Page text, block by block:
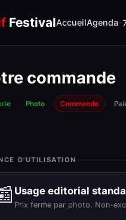
FestivalAccueilAgenda
commande
› Photo › Commande ›
D'UTILISATION
Usage editorial
Prix ferme par photo. Non-